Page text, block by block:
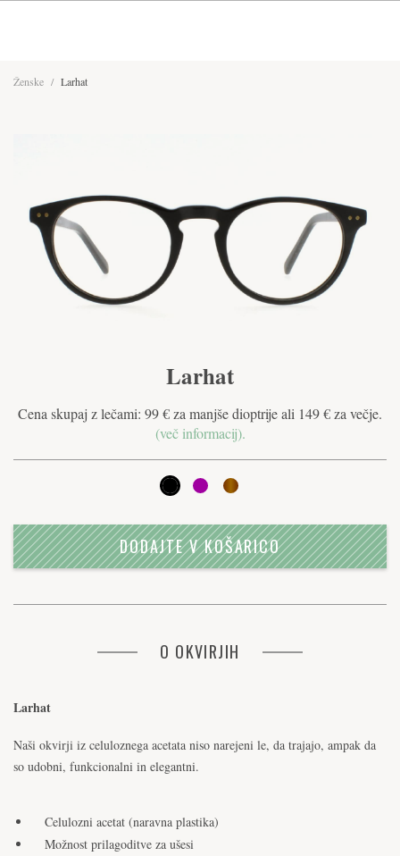
Ženske / Larhat
Larhat
Cena skupaj z lečami: 99 € za manjše dioptrije ali 149 € za večje.
(več informacij).
DODAJTE V KOŠARICO
O OKVIRJIH
Larhat
Naši okvirji iz celuloznega acetata niso narejeni le, da trajajo, ampak da
so udobni, funkcionalni in elegantni.
Celulozni acetat (naravna plastika)
Možnost prilagoditve za ušesi